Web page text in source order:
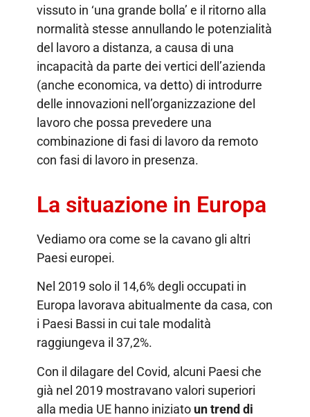
vissuto in ‘una grande bolla’ e il ritorno alla
normalità stesse annullando le potenzialità
del lavoro a distanza, a causa di una
incapacità da parte dei vertici dell’azienda
(anche economica, va detto) di introdurre
delle innovazioni nell’organizzazione del
lavoro che possa prevedere una
combinazione di fasi di lavoro da remoto
con fasi di lavoro in presenza.
La situazione in Europa
Vediamo ora come se la cavano gli altri
Paesi europei.
Nel 2019 solo il 14,6% degli occupati in
Europa lavorava abitualmente da casa, con
i Paesi Bassi in cui tale modalità
raggiungeva il 37,2%.
Con il dilagare del Covid, alcuni Paesi che
già nel 2019 mostravano valori superiori
alla media UE hanno iniziato un trend di